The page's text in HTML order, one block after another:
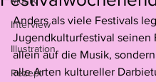
Interview
Illustration
Rezept
Anders als viele Festivals
Jugendkulturfestival seinen
allein auf die Musik,
alle Arten kultureller